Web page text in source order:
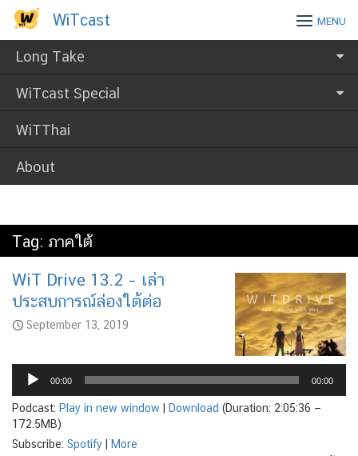
Skip
content
WiTcast
Long Take
WiTcast Special
WiTThai
About
WiTcast MENU
Tag: ภาคใต้
WiT Drive 13.2 – เล่า
ประสบการณ์ล่องใต้ต่อ
September 13, 2019
00:00 00:00
Podcast: Play in new window Download (Duration: 2:05:36 —
172.5MB)
Subscribe: Spotify
More